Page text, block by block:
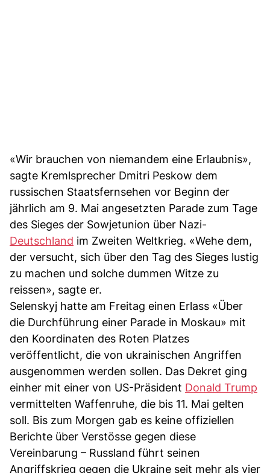
«Wir brauchen von niemandem eine Erlaubnis»,
sagte Kremlsprecher Dmitri Peskow dem
russischen Staatsfernsehen vor Beginn der
jährlich am 9. Mai angesetzten Parade zum Tage
des Sieges der Sowjetunion über Nazi-
Deutschland im Zweiten Weltkrieg. «Wehe dem,
der versucht, sich über den Tag des Sieges lustig
zu machen und solche dummen Witze zu
reissen», sagte er.
Selenskyj hatte am Freitag einen Erlass «Über
die Durchführung einer Parade in Moskau» mit
den Koordinaten des Roten Platzes
veröffentlicht, die von ukrainischen Angriffen
ausgenommen werden sollen. Das Dekret ging
einher mit einer von US-Präsident Donald Trump
vermittelten Waffenruhe, die bis 11. Mai gelten
soll. Bis zum Morgen gab es keine offiziellen
Berichte über Verstösse gegen diese
Vereinbarung – Russland führt seinen
Angriffskrieg gegen die Ukraine seit mehr als vier